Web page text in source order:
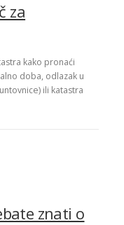
za
kako pronaći
doba, odlazak u
ili katastra
znati o